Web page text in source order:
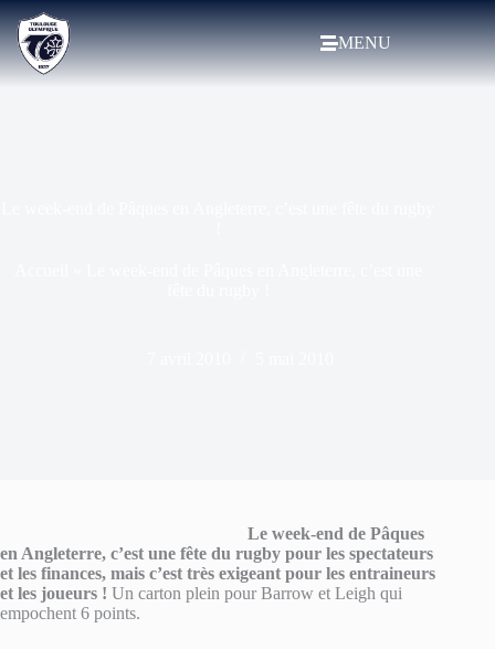
MENU
Le week-end de Pâques
en Angleterre, c’est une fête du rugby pour les spectateurs
et les finances, mais c’est très exigeant pour les entraineurs
et les joueurs ! Un carton plein pour Barrow et Leigh qui
empochent 6 points.